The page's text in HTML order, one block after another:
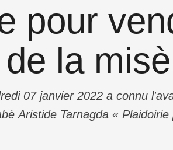
pour
la
07 janvier 2022 a connu
Aristide Tarnagda «